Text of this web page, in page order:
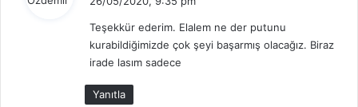
i
k
Teşekkür ederim. Elalem ne der putunu
kurabildiğimizde çok şeyi başarmış olacağız. Biraz
irade lasım sadece
Yanıtla